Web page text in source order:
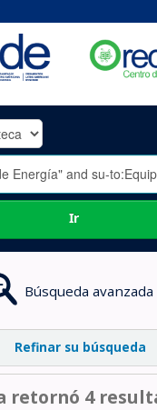
Ir
Búsqueda avanzada
Refinar su búsqueda
retornó 4